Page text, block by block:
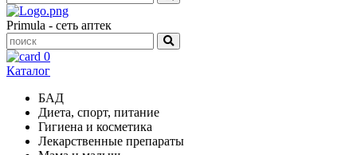
Primula - сеть аптек
0
Каталог
БАД
Диета, спорт, питание
Гигиена и косметика
Лекарственные препараты